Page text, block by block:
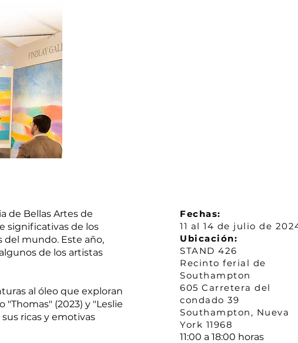
de Bellas Artes de
significativas de los
del mundo. Este año,
de los artistas
al óleo que exploran
(2023) y "Leslie
ricas y emotivas
Fechas:
11 al 14 de julio de
Ubicación:
STAND 426
Recinto ferial de
Southampton
605 Carretera del
condado 39
Southampton, Nueva
York 11968
11:00 a 18:00 horas